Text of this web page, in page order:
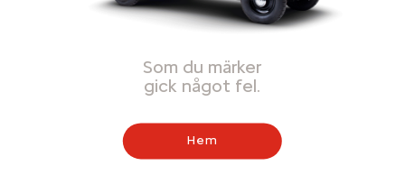
Som du märker
gick något fel.
Hem